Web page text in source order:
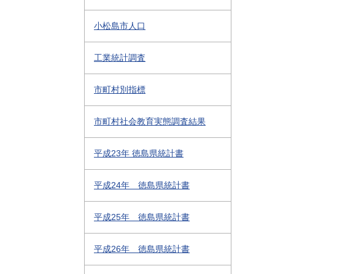
小松島市人口
工業統計調査
市町村別指標
市町村社会教育実態調査結果
平成23年 徳島県統計書
平成24年 徳島県統計書
平成25年 徳島県統計書
平成26年 徳島県統計書